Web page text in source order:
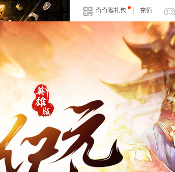
奇奇猴礼包 充值